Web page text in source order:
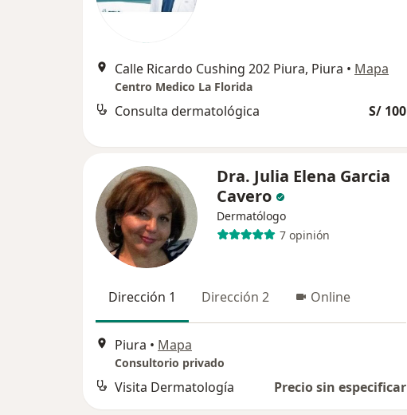
Calle Ricardo Cushing 202 Piura, Piura • Mapa
Centro Medico La Florida
Consulta dermatológica S/ 100
Dra. Julia Elena Garcia
Cavero
Dermatólogo
7 opinión
Dirección 1 Dirección 2 Online
Piura • Mapa
Consultorio privado
Visita Dermatología Precio sin especificar